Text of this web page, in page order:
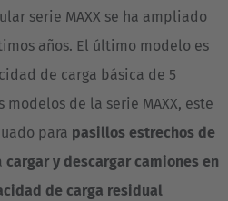
serie MAXX se ha ampliado
años. El último modelo es
de carga básica de 5
de la serie MAXX, este
para pasillos estrechos de
cargar y descargar camiones en
de carga residual